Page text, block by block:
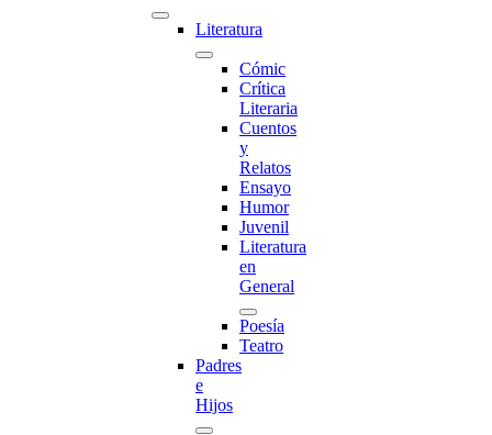
Literatura
Cómic
Crítica
Literaria
Cuentos
y
Relatos
Ensayo
Humor
Juvenil
Literatura
en
General
Poesía
Teatro
Padres
e
Hijos